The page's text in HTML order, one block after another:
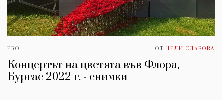
ЕКО ОТ НЕЛИ СЛАВОВА
Концертът на цветята във Флора,
Бургас 2022 г. - снимки